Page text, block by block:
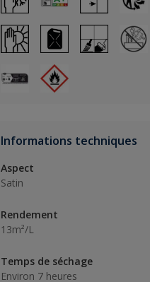
Informations techniques
Aspect
Satin
Rendement
13m²/L
Temps de séchage
Environ 7 heures